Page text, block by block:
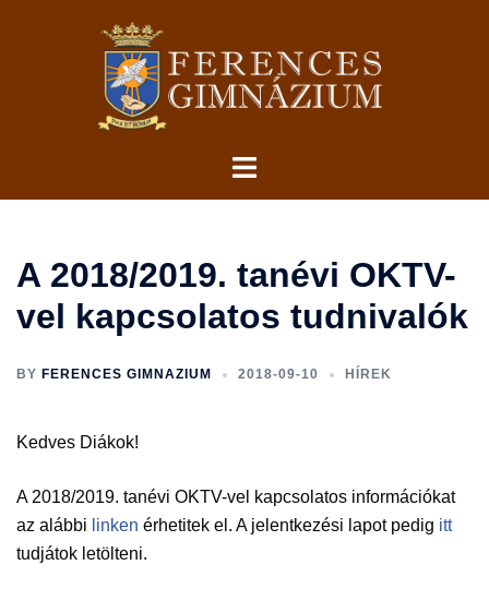
Toggle
A 2018/2019. tanévi OKTV-
vel kapcsolatos tudnivalók
BY FERENCES GIMNAZIUM 2018-09-10 HÍREK
Kedves Diákok!
A 2018/2019. tanévi OKTV-vel kapcsolatos információkat
az alábbi linken érhetitek el. A jelentkezési lapot pedig itt
tudjátok letölteni.